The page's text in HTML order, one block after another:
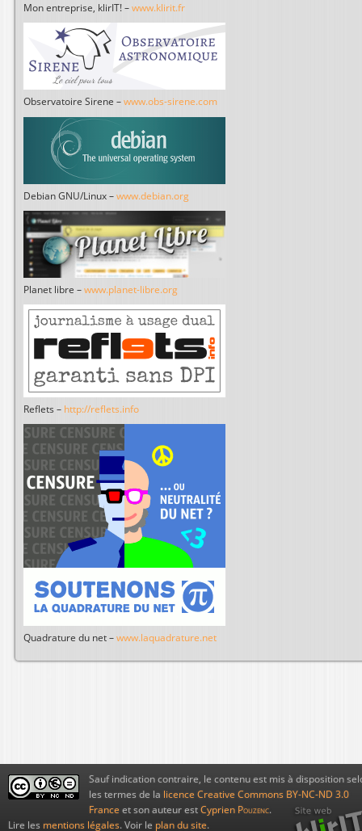
Mon entreprise, klirIT! – www.klirit.fr
Observatoire Sirene – www.obs-sirene.com
Debian GNU/Linux – www.debian.org
Planet libre – www.planet-libre.org
Reflets – http://reflets.info
Quadrature du net – www.laquadrature.net
Sauf indication contraire, le contenu est mis à disposition
les termes de la licence Creative Commons BY-NC-ND 3.0
France et son auteur est Cyprien Pouzenc.
Lire les mentions légales. Voir le plan du site.